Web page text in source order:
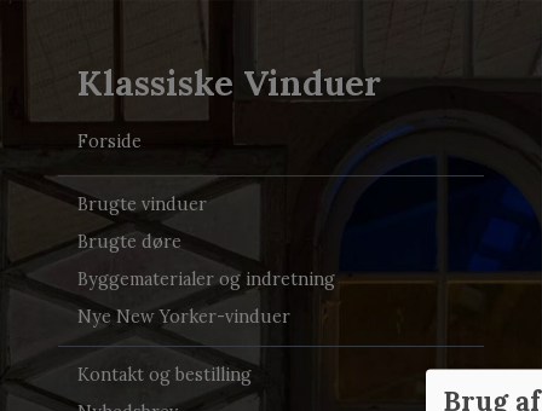
Klassiske Vinduer
Forside
Brugte vinduer
Brugte døre
Byggematerialer og indretning
Nye New Yorker-vinduer
Kontakt og bestilling
Brug